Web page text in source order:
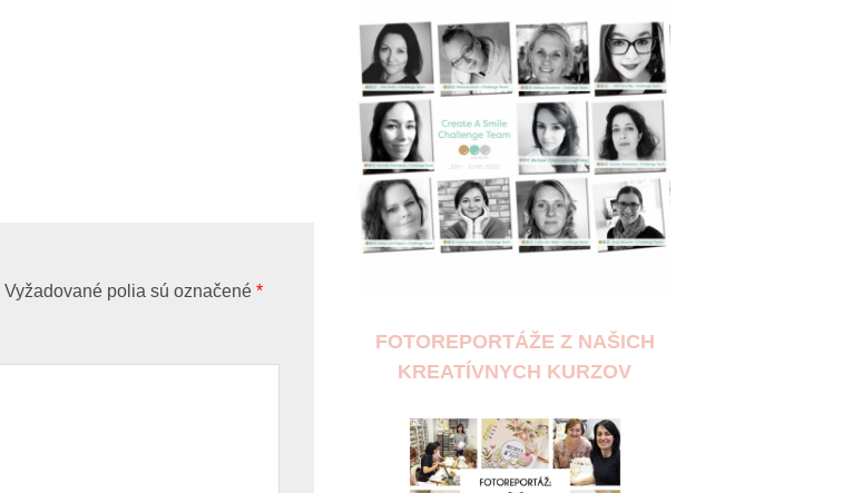
Vyžadované polia sú označené *
FOTOREPORTÁŽE Z NAŠICH
KREATÍVNYCH KURZOV